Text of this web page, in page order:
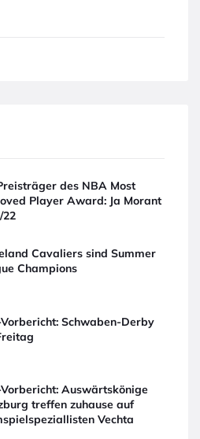
des NBA Most
Player Award: Ja Morant
22
Cavaliers sind Summer
Champions
Schwaben-Derby
Auswärtskönige
treffen zuhause auf
Vechta